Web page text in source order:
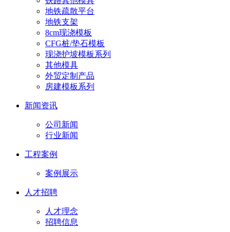
地铁疏散平台
地铁支架
8cm现浇模板
CFG桩/垫石模板
现浇护坡模板系列
其他模具
外贸定制产品
房建模板系列
新闻资讯
公司新闻
行业新闻
工程案例
案例展示
人才招聘
人才理念
招聘信息